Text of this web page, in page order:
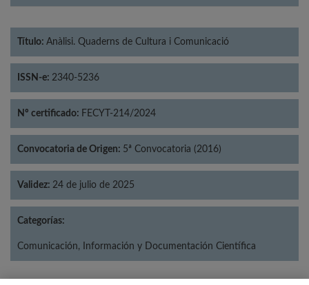
Título: Anàlisi. Quaderns de Cultura i Comunicació
ISSN-e: 2340-5236
Nº certificado: FECYT-214/2024
Convocatoria de Origen: 5ª Convocatoria (2016)
Validez: 24 de julio de 2025
Categorías:
Comunicación, Información y Documentación Científica